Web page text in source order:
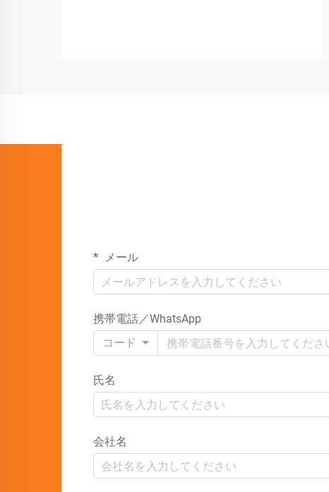
メール
携帯電話／WhatsApp
コード
氏名
会社名